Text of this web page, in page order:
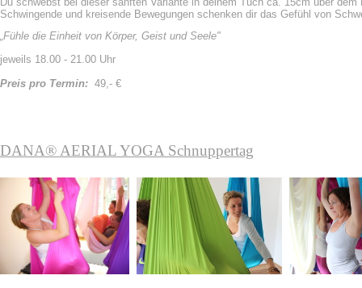
Schwingende und kreisende Bewegungen schenken dir das Gefühl von
„Fühle die Einheit von Körper, Geist und Seele"
jeweils 18.00 - 21.00 Uhr
Preis pro Termin: 49,- €
DANA® AERIAL YOGA Schnuppertag